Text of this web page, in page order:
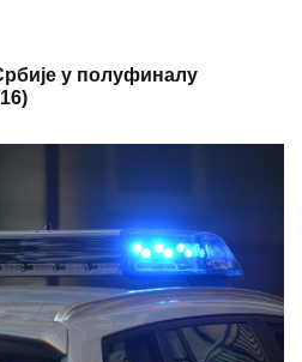
у полуфиналу